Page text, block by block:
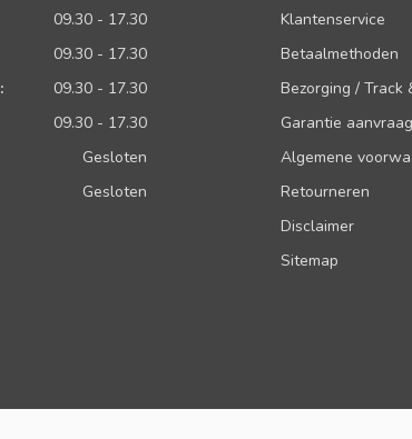
09.30 - 17.30
09.30 - 17.30
09.30 - 17.30
09.30 - 17.30
Gesloten
Gesloten
Klantenservice
Betaalmethoden
Bezorging / Track
Garantie
Algemene
Retourneren
Disclaimer
Sitemap